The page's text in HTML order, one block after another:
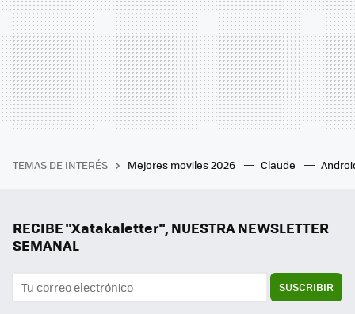
TEMAS DE INTERÉS Mejores moviles 2026 Claude
RECIBE "Xatakaletter", NUESTRA NEWSLETTER
SEMANAL
SUSCRIBIR